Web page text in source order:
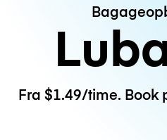
Fra $1.49/time. Book